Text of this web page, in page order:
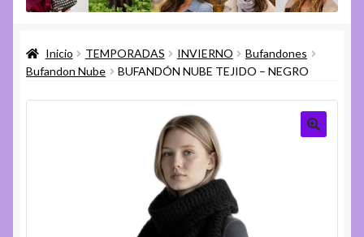
menú
menú
Ayuda
menú
hijo
Inicio TEMPORADAS INVIERNO
Bufandones
Bufandon Nube
BUFANDÓN NUBE TEJIDO – NEGRO